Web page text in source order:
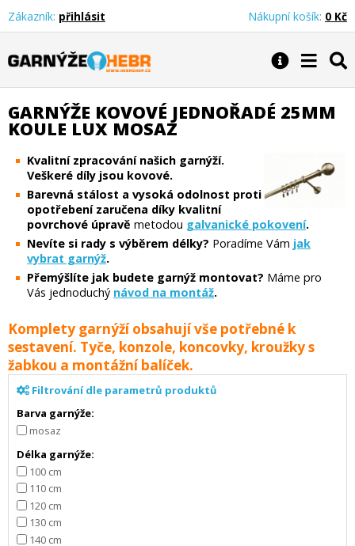
Garnýže Hebr
Zákazník: přihlásit Nákupní košík: 0 Kč
GARNÝŽE KOVOVÉ JEDNOŘADÉ 25MM
KOULE LUX MOSAZ
Kvalitní zpracování našich garnýží.
Veškeré díly jsou kovové.
Barevná stálost a vysoká odolnost proti
opotřebení zaručena díky kvalitní
povrchové úpravě metodou galvanické pokovení.
Nevíte si rady s výběrem délky? Poradíme Vám jak
vybrat garnýž.
Přemýšlíte jak budete garnýž montovat? Máme pro
Vás jednoduchý návod na montáž.
Komplety garnýží obsahují vše potřebné k
sestavení. Tyče, konzole, koncovky, kroužky s
žabkou a montážní balíček.
Filtrování dle parametrů produktů
Barva garnýže:
mosaz
Délka garnýže:
100 cm
110 cm
120 cm
130 cm
140 cm